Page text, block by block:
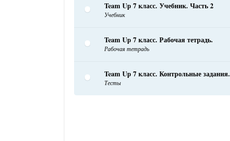
Team Up 7 класс. Учебник. Часть 2
Учебник
Team Up 7 класс. Рабочая тетрадь.
Рабочая тетрадь
Team Up 7 класс. Контрольные задания.
Тесты